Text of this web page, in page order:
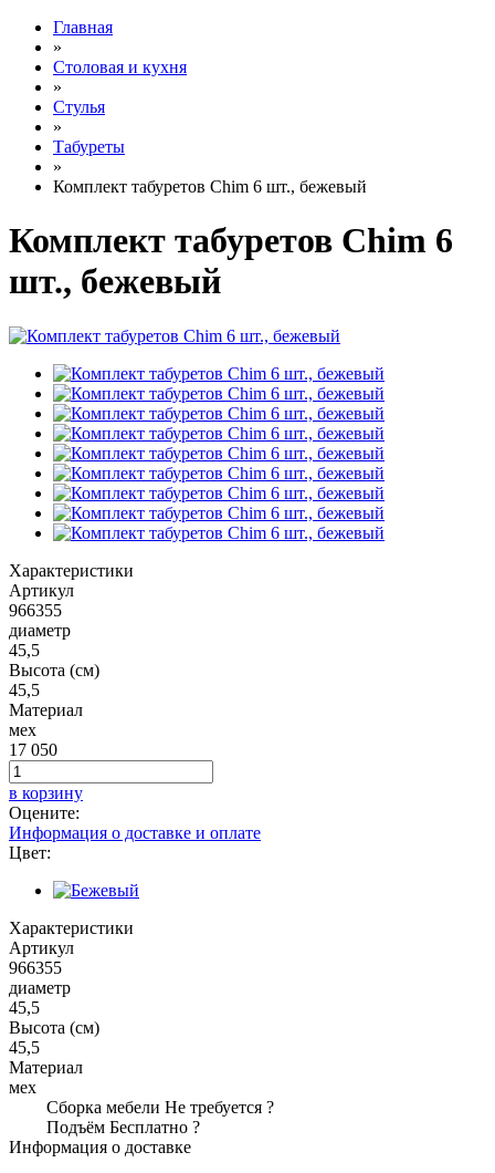
Главная
»
Столовая и кухня
»
Стулья
»
Табуреты
»
Комплект табуретов Chim 6 шт., бежевый
Комплект табуретов Chim 6
шт., бежевый
Характеристики
Артикул
966355
диаметр
45,5
Высота (см)
45,5
Материал
мех
17 050
в корзину
Оцените:
Информация о доставке и оплате
Цвет:
Характеристики
Артикул
966355
диаметр
45,5
Высота (см)
45,5
Материал
мех
Сборка мебели Не требуется ?
Подъём Бесплатно ?
Информация о доставке